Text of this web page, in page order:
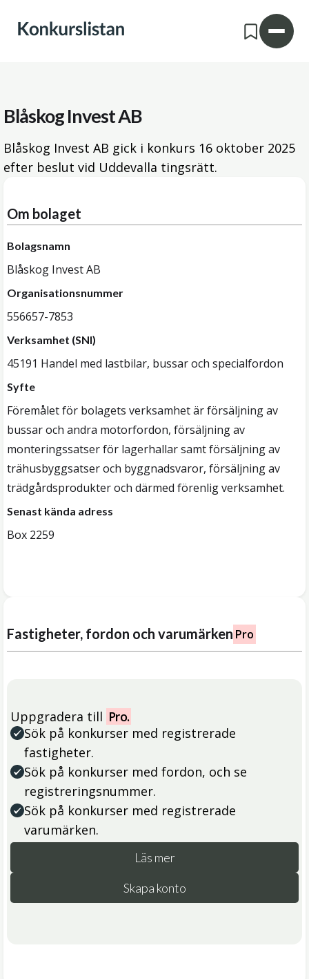
Blåskog Invest AB
Blåskog Invest AB gick i konkurs 16 oktober 2025
efter beslut vid Uddevalla tingsrätt.
Om bolaget
Bolagsnamn
Blåskog Invest AB
Organisationsnummer
556657-7853
Verksamhet (SNI)
45191 Handel med lastbilar, bussar och specialfordon
Syfte
Föremålet för bolagets verksamhet är försäljning av
bussar och andra motorfordon, försäljning av
monteringssatser för lagerhallar samt försäljning av
trähusbyggsatser och byggnadsvaror, försäljning av
trädgårdsprodukter och därmed förenlig verksamhet.
Senast kända adress
Box 2259
Fastigheter, fordon och varumärken Pro
Uppgradera till Pro.
Sök på konkurser med registrerade
fastigheter.
Sök på konkurser med fordon, och se
registreringsnummer.
Sök på konkurser med registrerade
varumärken.
Läs mer
Skapa konto